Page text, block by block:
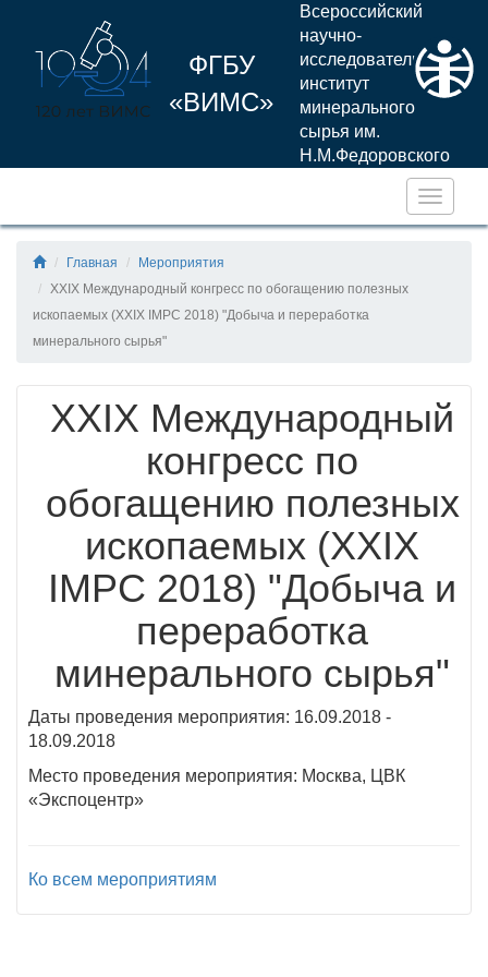
ФГБУ
«ВИМС»
Всероссийский
научно-
исследовательский
институт
минерального
сырья им.
Н.М.Федоровского
Главная
Мероприятия
XXIX Международный конгресс по обогащению полезных
ископаемых (XXIX IMPC 2018) "Добыча и переработка
минерального сырья"
XXIX Международный
конгресс по
обогащению полезных
ископаемых (XXIX
IMPC 2018) "Добыча и
переработка
минерального сырья"
Даты проведения мероприятия: 16.09.2018 -
18.09.2018
Место проведения мероприятия: Москва, ЦВК
«Экспоцентр»
Ко всем мероприятиям